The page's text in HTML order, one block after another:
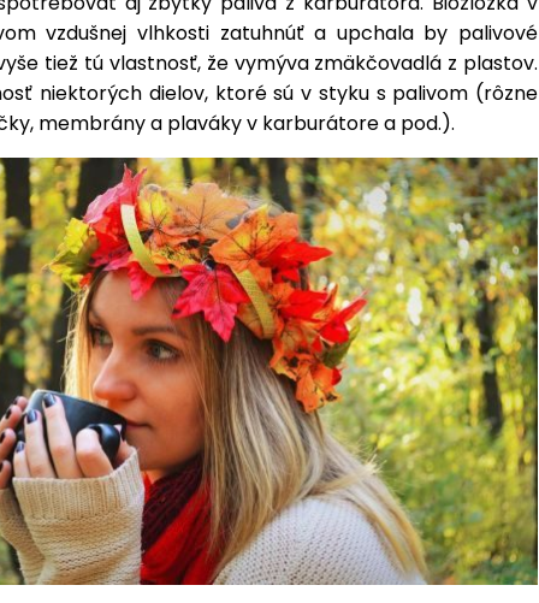
vzdušnej vlhkosti zatuhnúť a upchala by palivové
tiež tú vlastnosť, že vymýva zmäkčovadlá z plastov.
niektorých dielov, ktoré sú v styku s palivom (rôzne
membrány a plaváky v karburátore a pod.).